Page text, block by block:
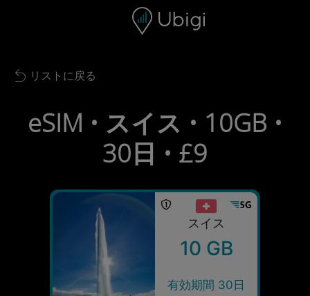
ナビゲーションバー フッター
Back to list
リストに戻る
eSIM • スイス • 10GB •
30日 • £9
スイス
10 GB
有効期間 30日